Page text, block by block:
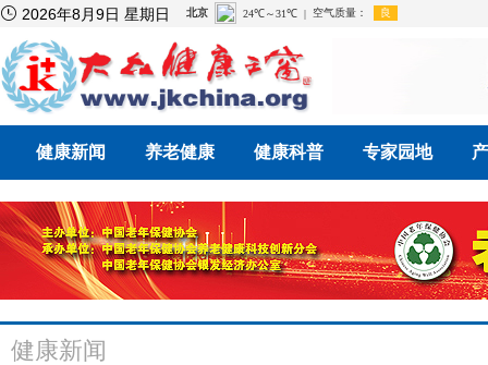
 2026年8月9日 星期日
健康新闻 养老健康 健康科普 专家园地
健康新闻